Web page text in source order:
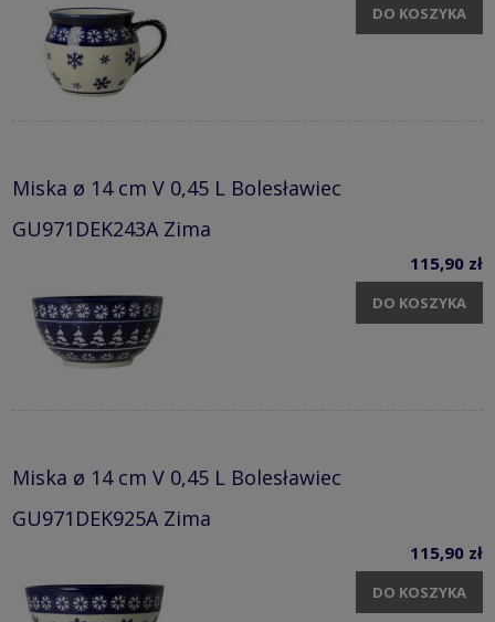
DO KOSZYKA
Miska ø 14 cm V 0,45 L Bolesławiec
GU971DEK243A Zima
115,90 zł
DO KOSZYKA
Miska ø 14 cm V 0,45 L Bolesławiec
GU971DEK925A Zima
115,90 zł
DO KOSZYKA